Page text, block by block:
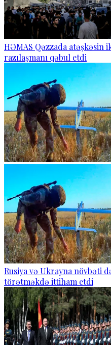
HƏMAS Qəzzada atəşkəsin
razılaşmanı qəbul etdi
Rusiya və Ukrayna növbəti
törətməkdə ittiham etdi